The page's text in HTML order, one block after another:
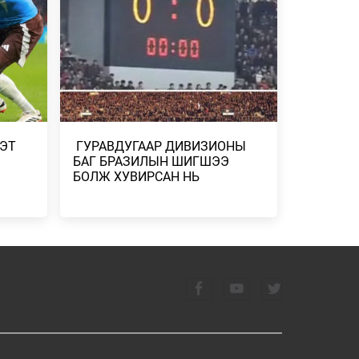
ҮЕДЭЭ ТЭЭВРИЙН …
​ ГУРАВДУГААР ДИВИЗИОНЫ
БАГ БРАЗИЛЫН ШИГШЭЭ
БОЛЖ ХУВИРСАН НЬ